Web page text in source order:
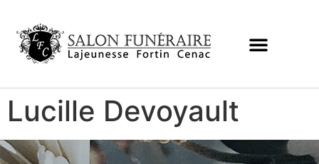
Lucille Devoyault